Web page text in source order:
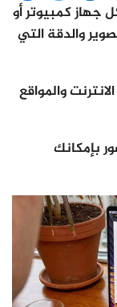
جهاز كمبيوتر أو
والدقة التي
والمواقع
بإمكانك